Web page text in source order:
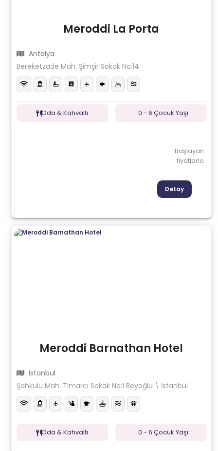
Meroddi La Porta
Antalya
Bereketzade Mah. Şimşir Sokak No:14
Oda & Kahvaltı 0 - 6 Çocuk Yaşı
Başlayan
fiyatlarla
Detay
Meroddi Barnathan Hotel
İstanbul
Şahkulu Mah. Tımarcı Sokak No:1 Beyoğlu \ İstanbul
Oda & Kahvaltı 0 - 6 Çocuk Yaşı